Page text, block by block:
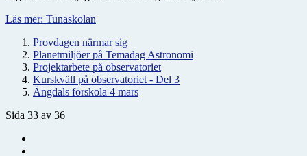
Läs mer: Tunaskolan
Provdagen närmar sig
Planetmiljöer på Temadag Astronomi
Projektarbete på observatoriet
Kurskväll på observatoriet - Del 3
Ängdals förskola 4 mars
Sida 33 av 36